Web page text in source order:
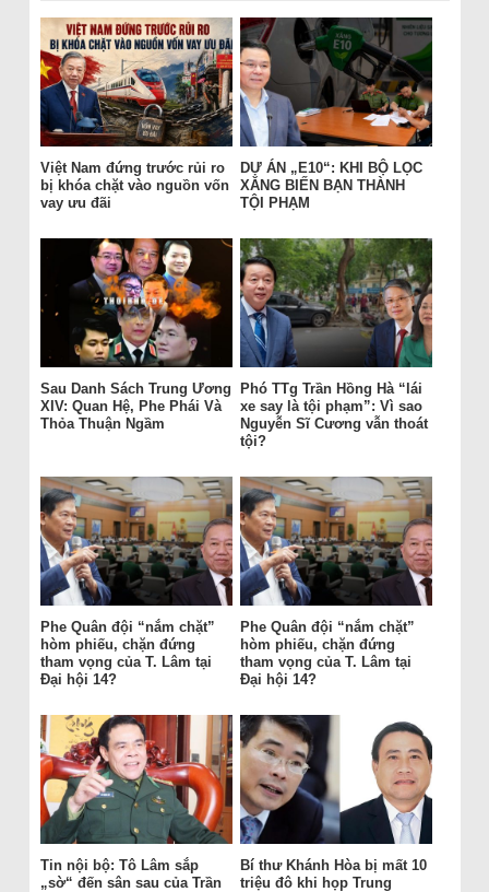
Việt Nam đứng trước rủi ro
bị khóa chặt vào nguồn vốn
vay ưu đãi
DỰ ÁN „E10“: KHI BỘ LỌC
XĂNG BIẾN BẠN THÀNH
TỘI PHẠM
Sau Danh Sách Trung Ương
XIV: Quan Hệ, Phe Phái Và
Thỏa Thuận Ngầm
Phó TTg Trần Hồng Hà “lái
xe say là tội phạm”: Vì sao
Nguyễn Sĩ Cương vẫn thoát
tội?
Phe Quân đội “nắm chặt”
hòm phiếu, chặn đứng
tham vọng của T. Lâm tại
Đại hội 14?
Phe Quân đội “nắm chặt”
hòm phiếu, chặn đứng
tham vọng của T. Lâm tại
Đại hội 14?
Tin nội bộ: Tô Lâm sắp
„sờ“ đến sân sau của Trần
Bí thư Khánh Hòa bị mất 10
triệu đô khi họp Trung